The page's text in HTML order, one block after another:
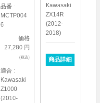
品番 :
MCTP004
6
価格
27,280 円
(税込)
適合 :
Kawasaki
Z1000
(2010-
Kawasaki
ZX14R
(2012-
2018)
商品詳細